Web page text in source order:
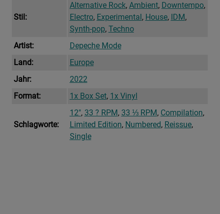
Stil:
Alternative Rock, Ambient, Downtempo,
Electro, Experimental , House, IDM,
Synth-pop, Techno
Artist:
Depeche Mode
Land:
Europe
Jahr:
2022
Format:
1x Box Set, 1x Vinyl
Schlagworte:
12", 33 ? RPM, 33 ⅓ RPM, Compilation,
Limited Edition, Numbered, Reissue,
Single